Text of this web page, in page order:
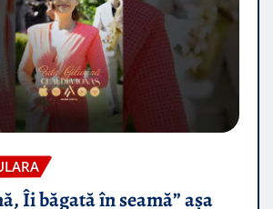
Îi băgată în seamă” așa